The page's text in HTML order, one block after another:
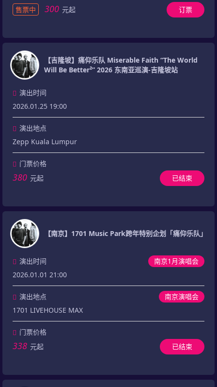
售票中
300 元起 订票
【吉隆坡】痛仰乐队 Miserable Faith “The World
Will Be Better²” 2026 东南亚巡演-吉隆坡站
演出时间
2026.01.25 19:00
演出地点
Zepp Kuala Lumpur
门票价格
380 元起 已结束
【南京】1701 Music Park跨年特别企划「痛仰乐队」
南京1月演唱会
演出时间
2026.01.01 21:00
演出地点
南京演唱会
1701 LIVEHOUSE MAX
门票价格
338 元起 已结束